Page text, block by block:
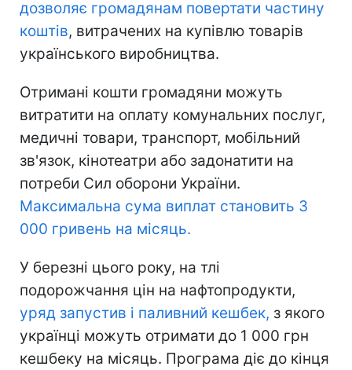
дозволяє громадянам повертати частину
коштів, витрачених на купівлю товарів
українського виробництва.
Отримані кошти громадяни можуть
витратити на оплату комунальних послуг,
медичні товари, транспорт, мобільний
зв'язок, кінотеатри або задонатити на
потреби Сил оборони України.
Максимальна сума виплат становить 3
000 гривень на місяць.
У березні цього року, на тлі
подорожчання цін на нафтопродукти,
уряд запустив і паливний кешбек, з якого
українці можуть отримати до 1 000 грн
кешбеку на місяць. Програма діє до кінця